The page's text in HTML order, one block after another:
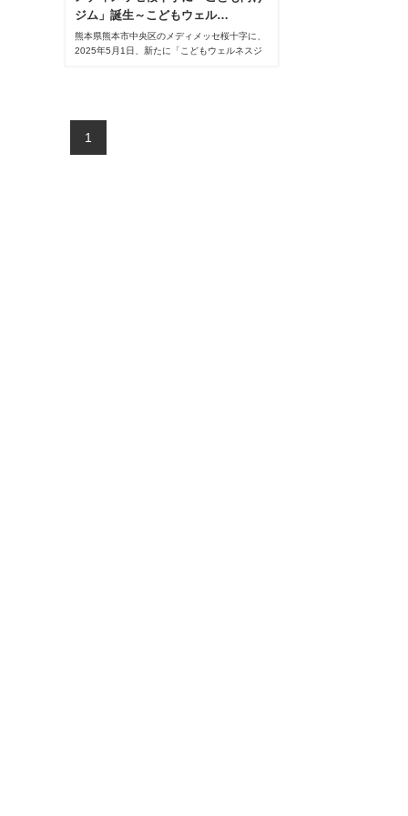
ジム」誕生～こどもウェル…
熊本県熊本市中央区のメディメッセ桜十字に、
2025年5月1日、新たに「こどもウェルネスジ
1